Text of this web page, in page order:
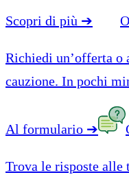
Scopri di più ➔
Richiedi un’offerta o
cauzione. In pochi
Al formulario ➔
Trova le risposte alle